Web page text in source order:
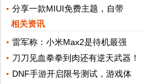
分享一款MIUI免费主题，自带
相关资讯
雷军称：小米Max2是待机最强
刀刀见血拳拳到肉还有逆天武器！
DNF手游开启限号测试，游戏体